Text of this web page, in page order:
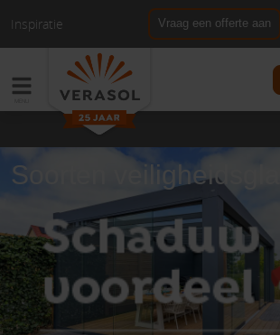
Inspiratie Vraag een offerte aan
Soorten veiligheidsglas